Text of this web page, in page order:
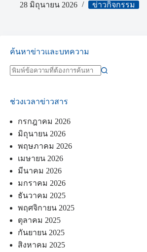
28 มิถุนายน 2026 ข่าวกิจกรรม
ค้นหาข่าวและบทความ
ช่วงเวลาข่าวสาร
กรกฎาคม 2026
มิถุนายน 2026
พฤษภาคม 2026
เมษายน 2026
มีนาคม 2026
มกราคม 2026
ธันวาคม 2025
พฤศจิกายน 2025
ตุลาคม 2025
กันยายน 2025
สิงหาคม 2025